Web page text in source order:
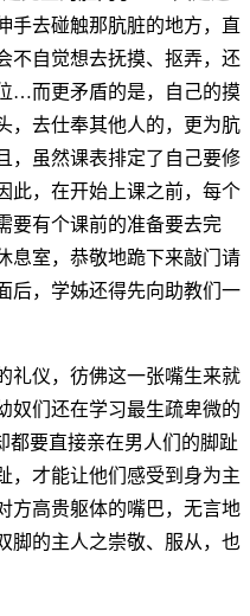
手去碰触那肮脏的地方，直
不自觉想去抚摸、抠弄，还
…而更矛盾的是，自己的摸
，去仕奉其他人的，更为肮
虽然课表排定了自己要修
此，在开始上课之前，每个
要有个课前的准备要去完
室，恭敬地跪下来敲门请
后，学姊还得先向助教们一
礼仪，彷佛这一张嘴生来就
奴们还在学习最生疏卑微的
都要直接亲在男人们的脚趾
，才能让他们感受到身为主
方高贵躯体的嘴巴，无言地
脚的主人之崇敬、服从，也